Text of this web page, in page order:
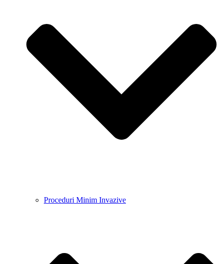
Proceduri Minim Invazive